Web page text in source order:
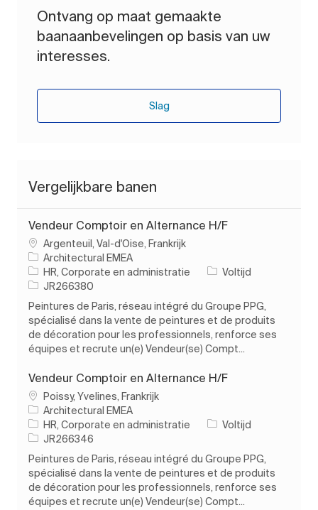
Ontvang op maat gemaakte
baanaanbevelingen op basis van uw
interesses.
Slag
Vergelijkbare banen
Vendeur Comptoir en Alternance H/F
PlaatsArgenteuil, Val-d'Oise, Frankrijk
Architectural EMEA
Categorie
HR, Corporate en administratie Soort baan
Voltijd
Taak-ID
JR266380
Peintures de Paris, réseau intégré du Groupe PPG,
spécialisé dans la vente de peintures et de produits
de décoration pour les professionnels, renforce ses
équipes et recrute un(e) Vendeur(se) Compt...
Vendeur Comptoir en Alternance H/F
PlaatsPoissy, Yvelines, Frankrijk
Architectural EMEA
Categorie
HR, Corporate en administratie Soort baan
Voltijd
Taak-ID
JR266346
Peintures de Paris, réseau intégré du Groupe PPG,
spécialisé dans la vente de peintures et de produits
de décoration pour les professionnels, renforce ses
équipes et recrute un(e) Vendeur(se) Compt...